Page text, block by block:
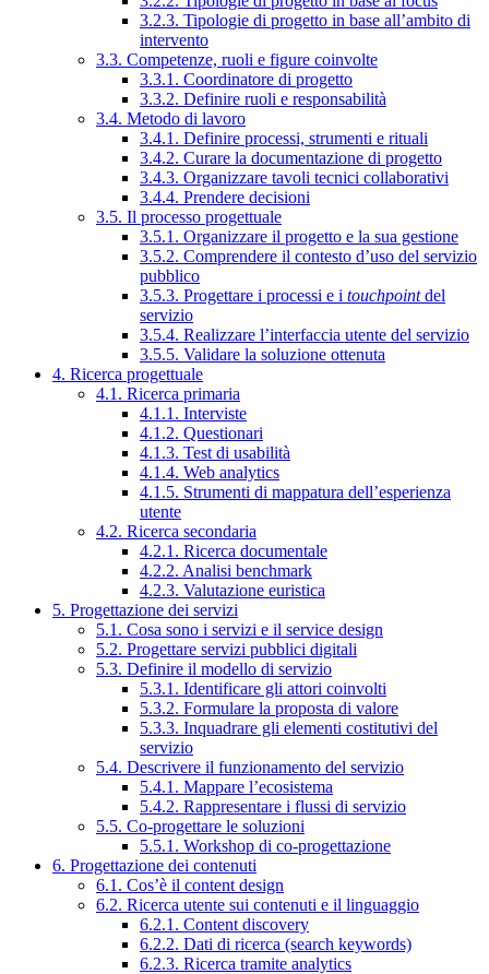
3.2.3. Tipologie di progetto in base all’ambito di
intervento
3.3. Competenze, ruoli e figure coinvolte
3.3.1. Coordinatore di progetto
3.3.2. Definire ruoli e responsabilità
3.4. Metodo di lavoro
3.4.1. Definire processi, strumenti e rituali
3.4.2. Curare la documentazione di progetto
3.4.3. Organizzare tavoli tecnici collaborativi
3.4.4. Prendere decisioni
3.5. Il processo progettuale
3.5.1. Organizzare il progetto e la sua gestione
3.5.2. Comprendere il contesto d’uso del servizio
pubblico
3.5.3. Progettare i processi e i touchpointdel
servizio
3.5.4. Realizzare l’interfaccia utente del servizio
3.5.5. Validare la soluzione ottenuta
4. Ricerca progettuale
4.1. Ricerca primaria
4.1.1. Interviste
4.1.2. Questionari
4.1.3. Test di usabilità
4.1.4. Web analytics
4.1.5. Strumenti di mappatura dell’esperienza
utente
4.2. Ricerca secondaria
4.2.1. Ricerca documentale
4.2.2. Analisi benchmark
4.2.3. Valutazione euristica
5. Progettazione dei servizi
5.1. Cosa sono i servizi e il service design
5.2. Progettare servizi pubblici digitali
5.3. Definire il modello di servizio
5.3.1. Identificare gli attori coinvolti
5.3.2. Formulare la proposta di valore
5.3.3. Inquadrare gli elementi costitutivi del
servizio
5.4. Descrivere il funzionamento del servizio
5.4.1. Mappare l’ecosistema
5.4.2. Rappresentare i flussi di servizio
5.5. Co-progettare le soluzioni
5.5.1. Workshop di co-progettazione
6. Progettazione dei contenuti
6.1. Cos’è il content design
6.2. Ricerca utente sui contenuti e il linguaggio
6.2.1. Content discovery
6.2.2. Dati di ricerca (search keywords)
6.2.3. Ricerca tramite analytics